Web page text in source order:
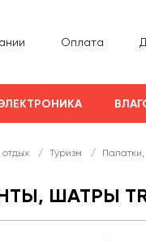
Оплата
отдых / Туризм /
ШАТРЫ